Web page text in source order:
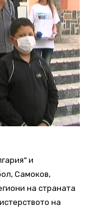
и
Самоков,
на страната
на